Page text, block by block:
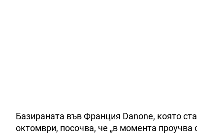
Базираната във Франция Danone, която
октомври, посочва, че „в момента проучва